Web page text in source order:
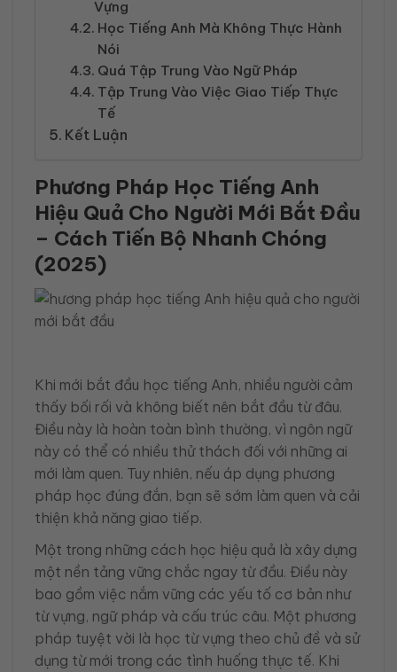
Vựng
Học Tiếng Anh Mà Không Thực Hành
Nói
Quá Tập Trung Vào Ngữ Pháp
Tập Trung Vào Việc Giao Tiếp Thực
Tế
Kết Luận
Phương Pháp Học Tiếng Anh
Hiệu Quả Cho Người Mới Bắt Đầu
– Cách Tiến Bộ Nhanh Chóng
(2025)
Khi mới bắt đầu học tiếng Anh, nhiều người cảm
thấy bối rối và không biết nên bắt đầu từ đâu.
Điều này là hoàn toàn bình thường, vì ngôn ngữ
này có thể có nhiều thử thách đối với những ai
mới làm quen. Tuy nhiên, nếu áp dụng phương
pháp học đúng đắn, bạn sẽ sớm làm quen và cải
thiện khả năng giao tiếp.
Một trong những cách học hiệu quả là xây dựng
một nền tảng vững chắc ngay từ đầu. Điều này
bao gồm việc nắm vững các yếu tố cơ bản như
từ vựng, ngữ pháp và cấu trúc câu. Một phương
pháp tuyệt vời là học từ vựng theo chủ đề và sử
dụng từ mới trong các tình huống thực tế. Khi